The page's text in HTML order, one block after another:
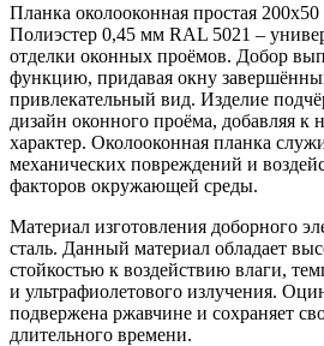
Планка околооконная простая
Полиэстер 0,45 мм RAL 5021 –
отделки оконных проёмов. Добор
функцию, придавая окну
привлекательный вид. Изделие
дизайн оконного проёма, добавляя к
характер. Околооконная планка
механических повреждений и
факторов окружающей среды.
Материал изготовления доборного
сталь. Данный материал обладает
стойкостью к воздействию влаги,
и ультрафиолетового излучения.
подвержена ржавчине и сохраняет
длительного времени.